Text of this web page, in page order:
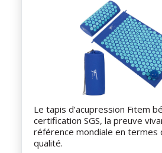
Le tapis d’acupression Fitem
certification SGS, la preuve
référence mondiale en termes
qualité.